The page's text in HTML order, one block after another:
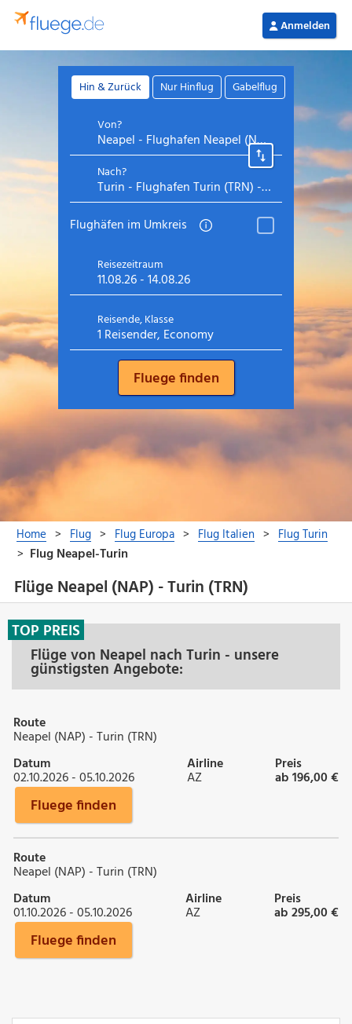
Flüge Neapel (NAP) - Turin (TRN)
Flüge von Neapel nach Turin - unsere
günstigsten Angebote:
TOP PREIS
Route
Neapel (NAP) - Turin (TRN)
Datum
02.10.2026 - 05.10.2026
Airline
AZ
Preis
ab 196,00 €
Fluege finden
Route
Neapel (NAP) - Turin (TRN)
Datum
01.10.2026 - 05.10.2026
Airline
AZ
Preis
ab 295,00 €
Fluege finden